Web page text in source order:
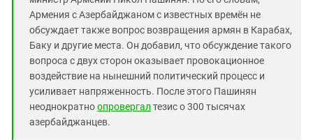
Армения с Азербайджаном с известных времён не
обсуждает также вопрос возвращения армян в Карабах,
Баку и другие места. Он добавил, что обсуждение такого
вопроса с двух сторон оказывает провокационное
воздействие на нынешний политический процесс и
усиливает напряженность. После этого Пашинян
неоднократноопровергал тезис о 300 тысячах
азербайджанцев.